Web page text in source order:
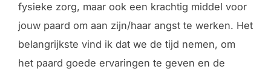
fysieke zorg, maar ook een krachtig middel voor
jouw paard om aan zijn/haar angst te werken. Het
belangrijkste vind ik dat we de tijd nemen, om
het paard goede ervaringen te geven en de